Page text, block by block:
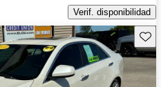
Verif. disponibilidad